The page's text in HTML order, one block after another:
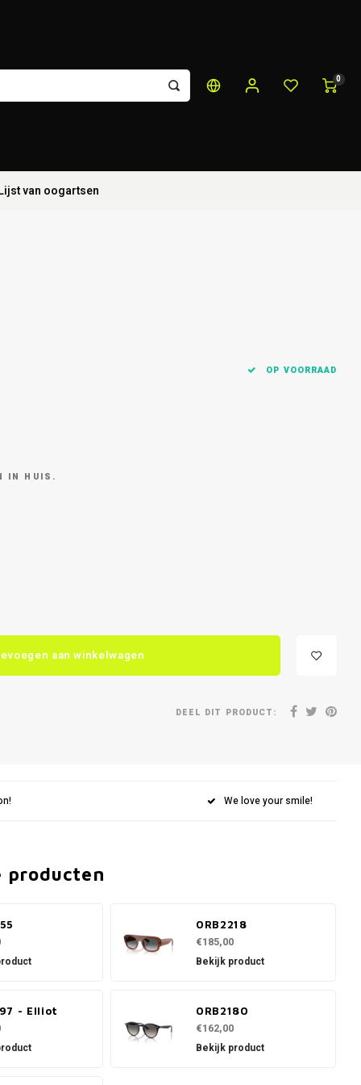
0
van oogartsen
OP VOORRAAD
IN HUIS.
aan winkelwagen
DEEL DIT PRODUCT:
We love your smile!
producten
0RB2218
€185,00
Bekijk product
- Elliot 0RB2180
€162,00
Bekijk product